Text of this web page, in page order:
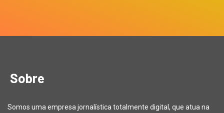
Sobre
Somos uma empresa jornalística totalmente digital, que atua na